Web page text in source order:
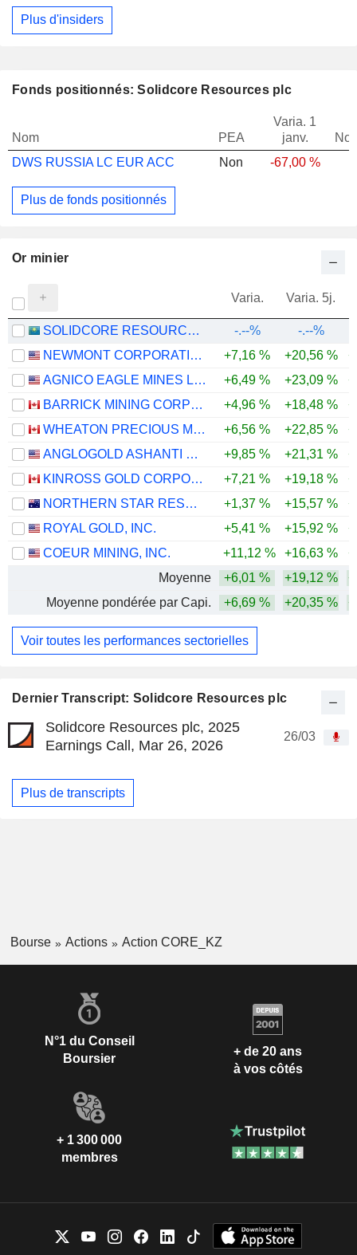
Dernier Transcript: Solidcore Resources plc
Solidcore Resources plc, 2025
Earnings Call, Mar 26, 2026
26/03
Plus de transcripts
Plus d'insiders
Fonds positionnés: Solidcore Resources plc
Nom PEA
Varia. 1
janv.
DWS RUSSIA LC EUR ACC
Non -67,00 %
Plus de fonds positionnés
Or minier
Varia. Varia. 5j.
SOLIDCORE RESOURCES PLC -.--%
-.--%
NEWMONT CORPORATION
+7,16 % +20,56 %
AGNICO EAGLE MINES LIMITED
+6,49 % +23,09 %
BARRICK MINING CORPORATION
+4,96 % +18,48 %
WHEATON PRECIOUS METALS CORP.
+6,56 % +22,85 %
ANGLOGOLD ASHANTI PLC
+9,85 % +21,31 %
KINROSS GOLD CORPORATION
+7,21 % +19,18 %
NORTHERN STAR RESOURCES LIMITED
+1,37 % +15,57 %
ROYAL GOLD, INC.
+5,41 % +15,92 %
COEUR MINING, INC.
+11,12 % +16,63 %
Moyenne
+6,01 % +19,12 %
Moyenne pondérée par Capi.
+6,69 % +20,35 %
Voir toutes les performances sectorielles
Bourse Actions Action CORE_KZ
N°1 du Conseil
Boursier
+ de 20 ans
à vos côtés
+ 1 300 000
membres